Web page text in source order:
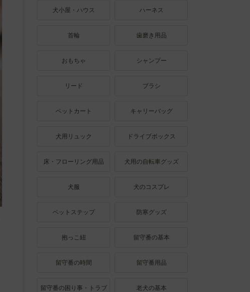
犬小屋・ハウス ハーネス
首輪 歯磨き用品
おもちゃ シャンプー
リード ブラシ
ペットカート キャリーバッグ
犬用リュック ドライブボックス
床・フローリング用品 犬用の自転車グッズ
犬服 犬のコスプレ
ペットステップ 防寒グッズ
抱っこ紐 留守番の基本
留守番の時間 留守番用品
留守番の困り事・トラブ
老犬の基本